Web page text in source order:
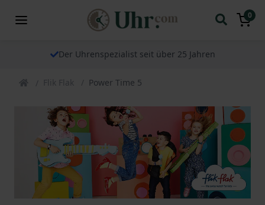
0
Der Uhrenspezialist seit über 25 Jahren
Flik Flak Power Time 5